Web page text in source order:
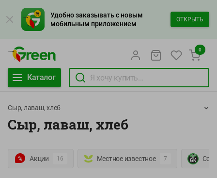
Удобно заказывать с новым
мобильным приложением
ОТКРЫТЬ
Каталог
0
Сыр, лаваш, хлеб
Сыр, лаваш, хлеб
Акции 16 Местное известное 7